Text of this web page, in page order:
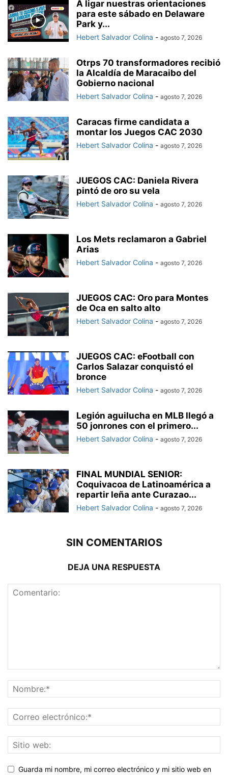
A ligar nuestras orientaciones
para este sábado en Delaware
Park y...
Hebert Salvador Colina - agosto 7, 2026
Otrps 70 transformadores recibió
la Alcaldía de Maracaibo del
Gobierno nacional
Hebert Salvador Colina - agosto 7, 2026
Caracas firme candidata a
montar los Juegos CAC 2030
Hebert Salvador Colina - agosto 7, 2026
JUEGOS CAC: Daniela Rivera
pintó de oro su vela
Hebert Salvador Colina - agosto 7, 2026
Los Mets reclamaron a Gabriel
Arias
Hebert Salvador Colina - agosto 7, 2026
JUEGOS CAC: Oro para Montes
de Oca en salto alto
Hebert Salvador Colina - agosto 7, 2026
JUEGOS CAC: eFootball con
Carlos Salazar conquistó el
bronce
Hebert Salvador Colina - agosto 7, 2026
Legión aguilucha en MLB llegó a
50 jonrones con el primero...
Hebert Salvador Colina - agosto 7, 2026
FINAL MUNDIAL SENIOR:
Coquivacoa de Latinoamérica a
repartir leña ante Curazao...
Hebert Salvador Colina - agosto 7, 2026
SIN COMENTARIOS
DEJA UNA RESPUESTA
Guarda mi nombre, mi correo electrónico y mi sitio web en